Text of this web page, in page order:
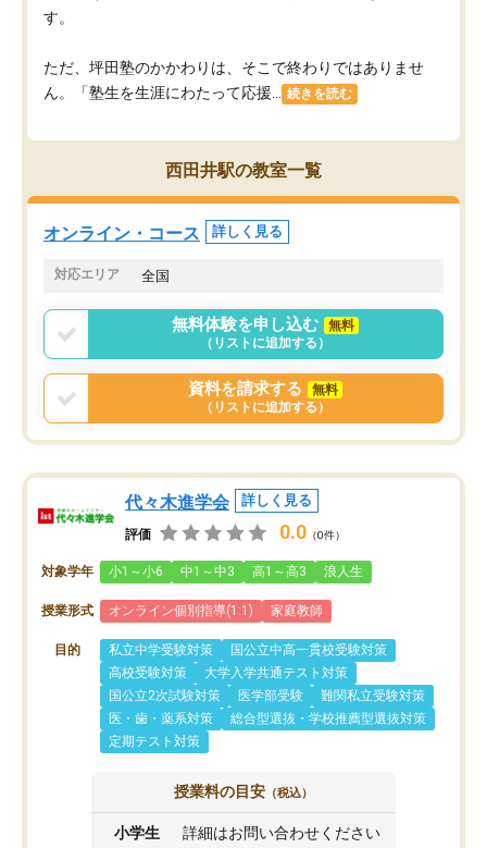
す。
ただ、坪田塾のかかわりは、そこで終わりではありませ
ん。「塾生を生涯にわたって応援...
続きを読む
西田井駅の教室一覧
オンライン・コース 詳しく見る
対応エリア 全国
無料体験を申し込む
無料
（リストに追加する）
資料を請求する
無料
（リストに追加する）
代々木進学会 詳しく見る
評価 0.0 （0件）
対象学年 小1～小6 中1～中3 高1～高3 浪人生
授業形式 オンライン個別指導(1:1) 家庭教師
目的 私立中学受験対策
国公立中高一貫校受験対策
高校受験対策
大学入学共通テスト対策
国公立2次試験対策
医学部受験
難関私立受験対策
医・歯・薬系対策
総合型選抜・学校推薦型選抜対策
定期テスト対策
授業料の目安 （税込）
小学生 詳細はお問い合わせください